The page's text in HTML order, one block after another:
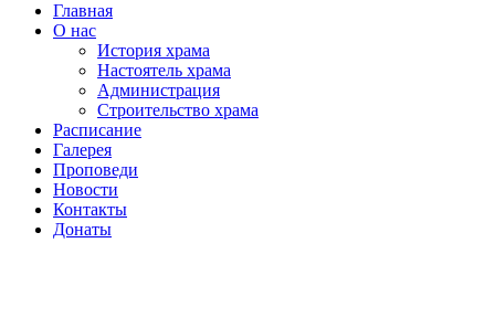
Главная
О нас
История храма
Настоятель храма
Администрация
Строительство храма
Расписание
Галерея
Проповеди
Новости
Контакты
Донаты